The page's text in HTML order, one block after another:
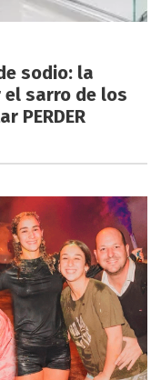
sodio: la
el sarro de los
PERDER